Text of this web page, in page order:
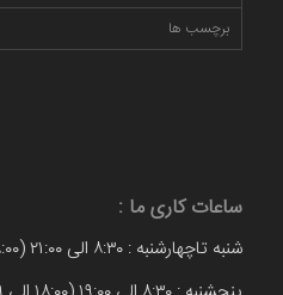
برچسب ها
ساعات کاری ما :
شنبه تاچهارشنبه : ۸:۳۰ الی ۲۱:۰۰ (۱۸:۰۰ الی ۲۱ باهماهنگی قبلی)